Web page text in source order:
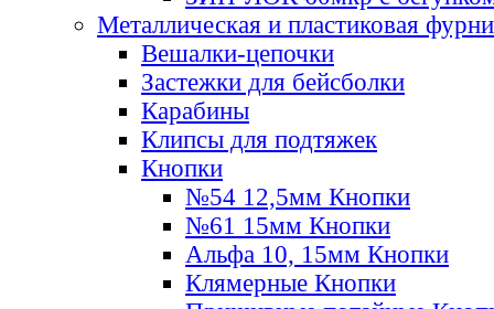
Металлическая и пластиковая
Вешалки-цепочки
Застежки для бейсболки
Карабины
Клипсы для подтяжек
Кнопки
№54 12,5мм Кнопки
№61 15мм Кнопки
Альфа 10, 15мм Кнопки
Клямерные Кнопки